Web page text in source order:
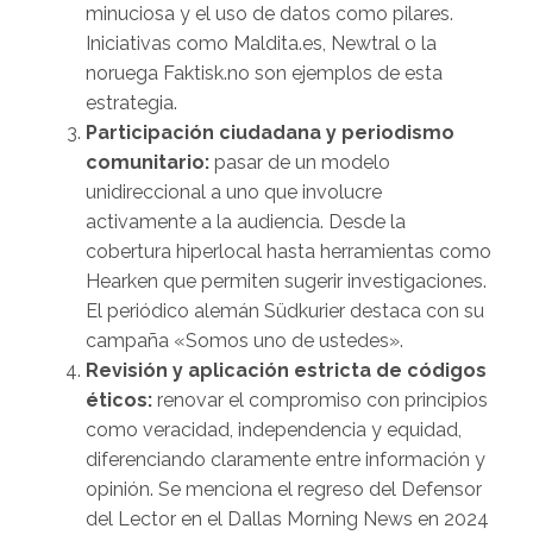
minuciosa y el uso de datos como pilares.
Iniciativas como Maldita.es, Newtral o la
noruega Faktisk.no son ejemplos de esta
estrategia.
Participación ciudadana y periodismo
comunitario: pasar de un modelo
unidireccional a uno que involucre
activamente a la audiencia. Desde la
cobertura hiperlocal hasta herramientas como
Hearken que permiten sugerir investigaciones.
El periódico alemán Südkurier destaca con su
campaña «Somos uno de ustedes».
Revisión y aplicación estricta de códigos
éticos: renovar el compromiso con principios
como veracidad, independencia y equidad,
diferenciando claramente entre información y
opinión. Se menciona el regreso del Defensor
del Lector en el Dallas Morning News en 2024